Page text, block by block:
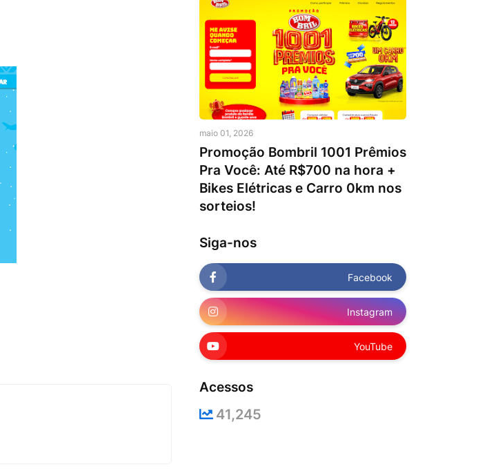
maio 01, 2026
Promoção Bombril 1001 Prêmios
Pra Você: Até R$700 na hora +
Bikes Elétricas e Carro 0km nos
sorteios!
Siga-nos
Facebook
Instagram
YouTube
Acessos
41,245